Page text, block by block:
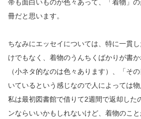
帯も面白いものが色々あって、「着物」
冊だと思います。
ちなみにエッセイについては、特に一貫
けでもなく、着物のうんちくばかりが書
（小ネタ的なのは色々あります）、「そ
いているという感じなので人によっては物
私は最初図書館で借りて2週間で返却した
ンならいいかもしれないけど、着物のこ